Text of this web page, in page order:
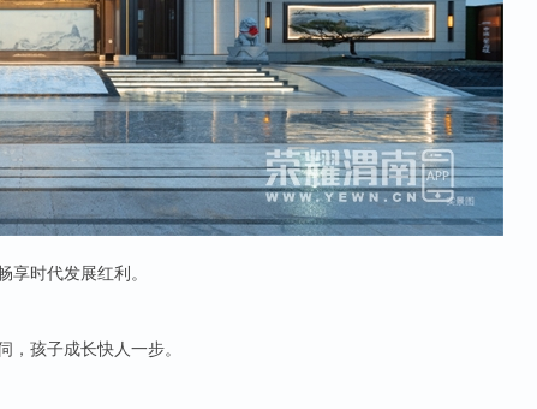
享时代发展红利。
，孩子成长快人一步。